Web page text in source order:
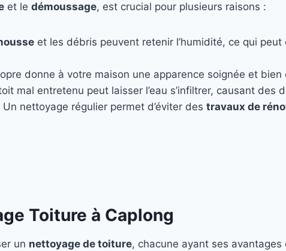
et le démoussage, est crucial pour plusieurs raisons :
et les débris peuvent retenir l’humidité, ce qui peut
donne à votre maison une apparence soignée et bien
mal entretenu peut laisser l’eau s’infiltrer, causant
Un nettoyage régulier permet d’éviter des travaux de
Toiture à Caplong
un nettoyage de toiture, chacune ayant ses